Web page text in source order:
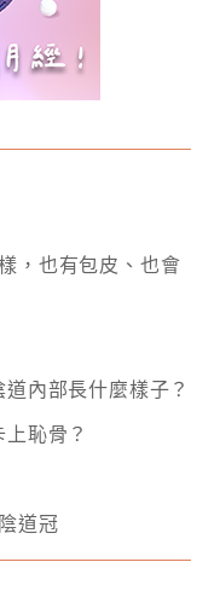
，也有包皮、也會
內部長什麼樣子？
恥骨？️
道冠